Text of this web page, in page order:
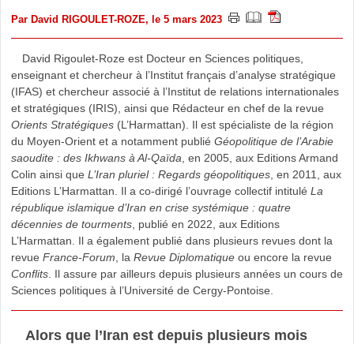
Par David RIGOULET-ROZE, le 5 mars 2023
David Rigoulet-Roze est Docteur en Sciences politiques,
enseignant et chercheur à l’Institut français d’analyse stratégique
(IFAS) et chercheur associé à l’Institut de relations internationales
et stratégiques (IRIS), ainsi que Rédacteur en chef de la revue
Orients Stratégiques(L’Harmattan). Il est spécialiste de la région
du Moyen-Orient et a notamment publié Géopolitique de l’Arabie
saoudite : des Ikhwans à Al-Qaïda , en 2005, aux Editions Armand
Colin ainsi que L’Iran pluriel : Regards géopolitiques, en 2011, aux
Editions L’Harmattan. Il a co-dirigé l’ouvrage collectif intitulé La
république islamique d’Iran en crise systémique : quatre
décennies de tourments, publié en 2022, aux Editions
L’Harmattan. Il a également publié dans plusieurs revues dont la
revue France-Forum , la Revue Diplomatiqueou encore la revue
Conflits. Il assure par ailleurs depuis plusieurs années un cours de
Sciences politiques à l’Université de Cergy-Pontoise.
Alors que l’Iran est depuis plusieurs mois